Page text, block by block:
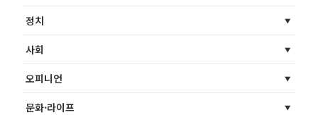
정치
사회
오피니언
문화·라이프